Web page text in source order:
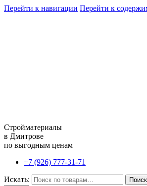
Перейти к навигации Перейти к
Стройматериалы
в Дмитрове
по выгодным ценам
+7 (926) 777-31-71
Искать:
Поиск